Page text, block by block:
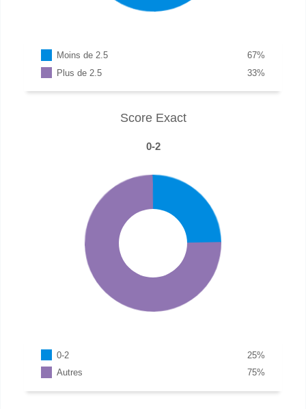
Moins de 2.5 %
67
Plus de 2.5
%
33
Score Exact
0-2
0-2 %
25
Autres
%
75